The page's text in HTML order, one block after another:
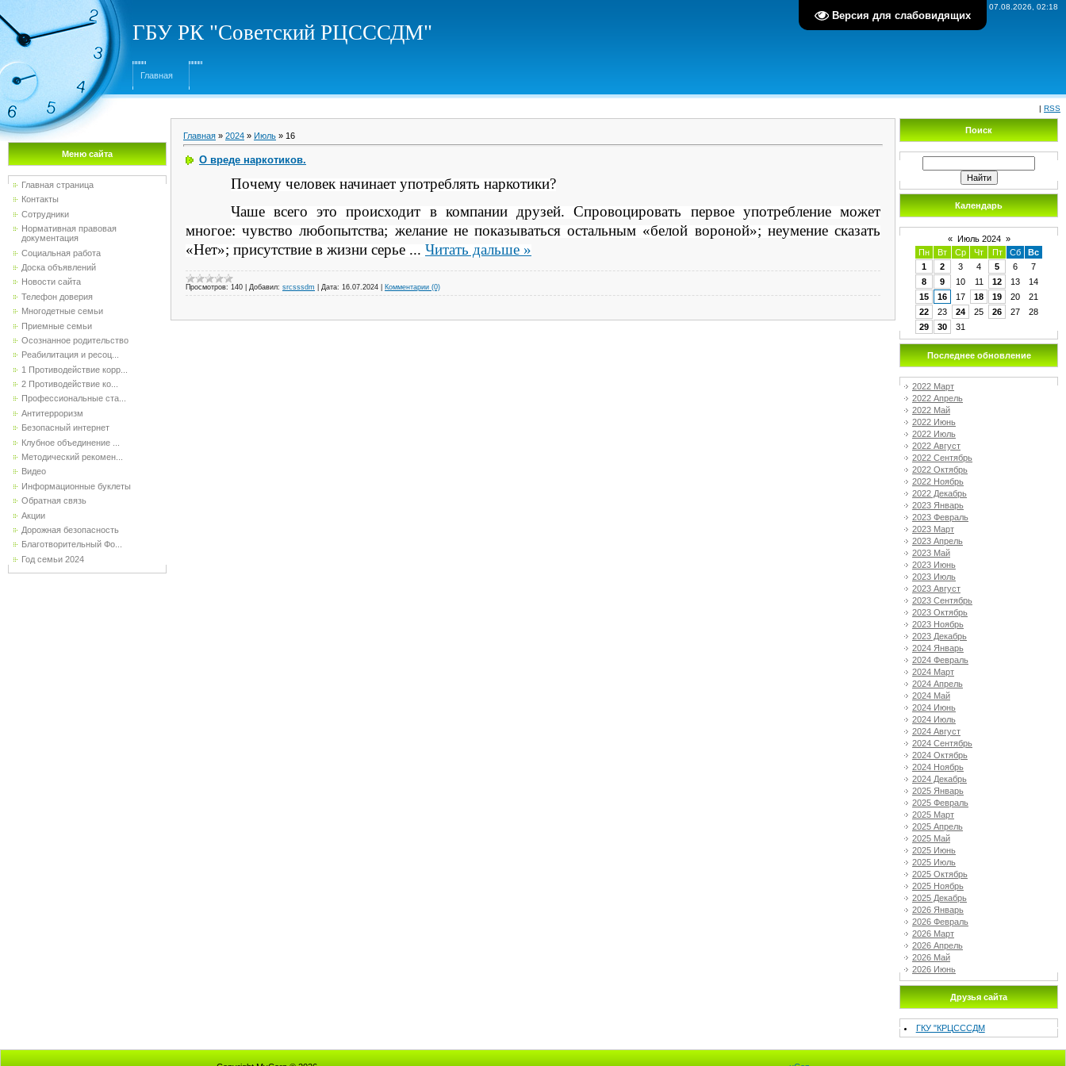
Версия для слабовидящих
Пятница, 07.08.2026, 02:18
ГБУ РК "Советский РЦСССДМ"
Главная
| RSS
Меню сайта
Главная страница
Контакты
Сотрудники
Нормативная правовая
документация
Социальная работа
Доска объявлений
Новости сайта
Телефон доверия
Многодетные семьи
Приемные семьи
Осознанное родительство
Реабилитация и ресоц...
1 Противодействие корр...
2 Противодействие ко...
Профессиональные ста...
Антитерроризм
Безопасный интернет
Клубное объединение ...
Методический рекомен...
Видео
Информационные буклеты
Обратная связь
Акции
Дорожная безопасность
Благотворительный Фо...
Год семьи 2024
Главная » 2024 » Июль » 16
О вреде наркотиков.
Почему человек начинает употреблять наркотики?
Чаше всего это происходит в компании друзей. Спровоцировать первое употребление может
многое: чувство любопытства; желание не показываться остальным «белой вороной»; неумение сказать
«Нет»; присутствие в жизни серье ... Читать дальше »
Просмотров: 140 Добавил: srcsssdm Дата: 16.07.2024 Комментарии (0)
Поиск
Календарь
« Июль 2024 »
Пн
Вт Ср Чт Пт Сб
Вс
1
2 3 4 5 6
7
8
9 10 11 12 13
14
15
16 17 18 19 20
21
22
23 24 25 26 27
28
29
30 31
Последнее обновление
2022 Март
2022 Апрель
2022 Май
2022 Июнь
2022 Июль
2022 Август
2022 Сентябрь
2022 Октябрь
2022 Ноябрь
2022 Декабрь
2023 Январь
2023 Февраль
2023 Март
2023 Апрель
2023 Май
2023 Июнь
2023 Июль
2023 Август
2023 Сентябрь
2023 Октябрь
2023 Ноябрь
2023 Декабрь
2024 Январь
2024 Февраль
2024 Март
2024 Апрель
2024 Май
2024 Июнь
2024 Июль
2024 Август
2024 Сентябрь
2024 Октябрь
2024 Ноябрь
2024 Декабрь
2025 Январь
2025 Февраль
2025 Март
2025 Апрель
2025 Май
2025 Июнь
2025 Июль
2025 Октябрь
2025 Ноябрь
2025 Декабрь
2026 Январь
2026 Февраль
2026 Март
2026 Апрель
2026 Май
2026 Июнь
Друзья сайта
ГКУ "КРЦСССДМ